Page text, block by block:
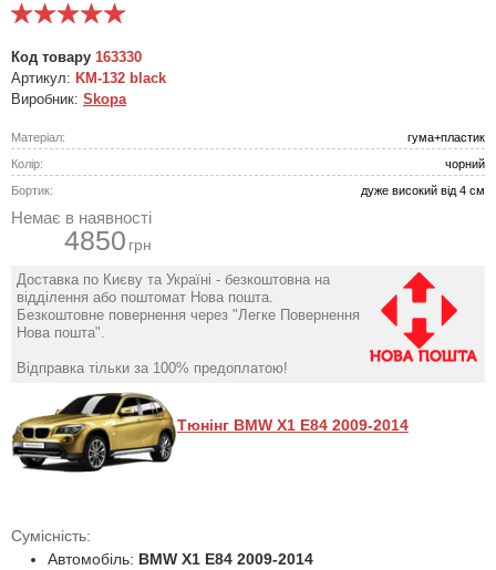
Код товару 163330
Артикул: KM-132 black
Виробник: Skopa
Матеріал:
гума+пластик
Колір:
чорний
Бортик:
дуже високий від 4 см
Немає в наявності
4850 грн
Доставка по Києву та Україні - безкоштовна на
відділення або поштомат Нова пошта.
Безкоштовне повернення через "Легке Повернення
Нова пошта".
Відправка тільки за 100% предоплатою!
Тюнінг BMW X1 E84 2009-2014
Сумісність:
Автомобіль: BMW X1 E84 2009-2014